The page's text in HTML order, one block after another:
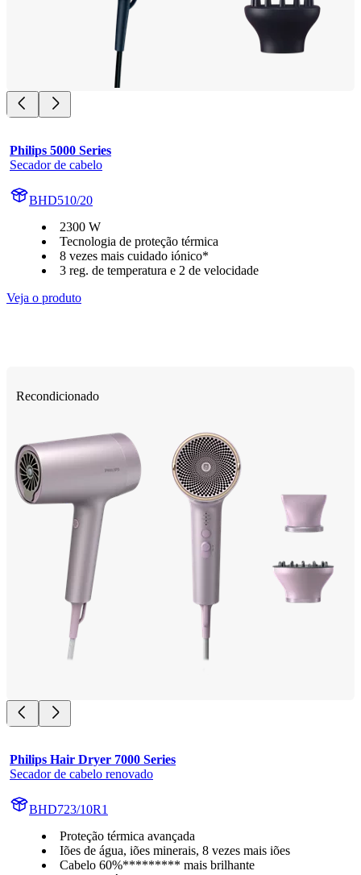
Philips 5000 Series
Secador de cabelo
BHD510/20
2300 W
Tecnologia de proteção térmica
8 vezes mais cuidado iónico*
3 reg. de temperatura e 2 de velocidade
Veja o produto
Recondicionado
Philips Hair Dryer 7000 Series
Secador de cabelo renovado
BHD723/10R1
Proteção térmica avançada
Iões de água, iões minerais, 8 vezes mais iões
Cabelo 60%********* mais brilhante